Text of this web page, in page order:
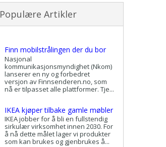
Populære Artikler
Finn mobilstrålingen der du bor
Nasjonal
kommunikasjonsmyndighet (Nkom)
lanserer en ny og forbedret
versjon av Finnsenderen.no, som
nå er tilpasset alle plattformer. Tje...
IKEA kjøper tilbake gamle møbler
IKEA jobber for å bli en fullstendig
sirkulær virksomhet innen 2030. For
å nå dette målet lager vi produkter
som kan brukes og gjenbrukes å...